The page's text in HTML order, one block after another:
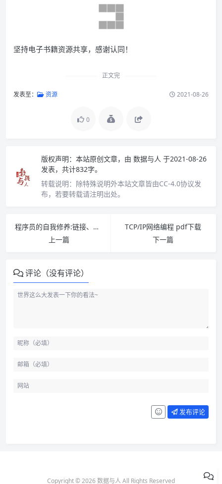
坚持电子书籍资源共享，感谢认同！
正文完
发表至： 资源 2021-08-26
0
版权声明： 本站原创文章，由 数据与人 于2021-08-26
发表，共计832字。
转载说明： 除特殊说明外本站文章皆由CC-4.0协议发
布，若要转载请注明出处。
程序员的自我修养:链接、装载与库 PDF下载
上一篇
TCP/IP网络编程 pdf下载
下一篇
评论（没有评论）
发布评论
Copyright © 2026 数据与人 All Rights Reserved